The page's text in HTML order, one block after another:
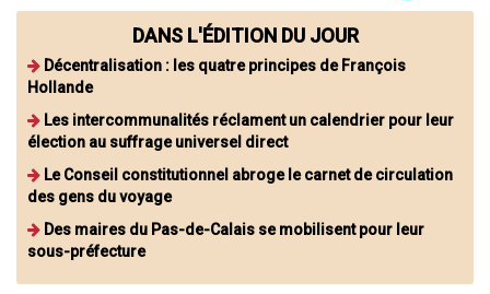
DANS L'ÉDITION DU JOUR
Décentralisation : les quatre principes de François
Hollande
Les intercommunalités réclament un calendrier pour leur
élection au suffrage universel direct
Le Conseil constitutionnel abroge le carnet de circulation
des gens du voyage
Des maires du Pas-de-Calais se mobilisent pour leur
sous-préfecture